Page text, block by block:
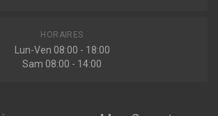
avant
HORAIRES
Lun-Ven 08:00 - 18:00
Sam 08:00 - 14:00